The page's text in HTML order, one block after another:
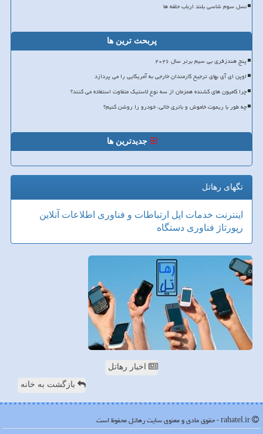
نسل سوم شاسی بلند ارباب حلقه ها
پربحث ترین ها
پنج هندزفری بی سیم برتر سال ۲۰۲۶
اوپن ای آی بهای ترجیح کارمندان خارجی به آمریکایی را می پردازد
چرا کامیون های کشنده همزمان از سه نوع لاستیک متفاوت استفاده می کنند؟
چه طور با ریموت خاموش و باتری خالی، خودرو را روشن کنیم؟
جدیدترین ها
تگهای رهاتل
اینترنت خدمات اپل ارتباطات و فناوری اطلاعات آنلاین
رپورتاژ فناوری دستگاه
اخبار رهاتل
بازگشت به خانه